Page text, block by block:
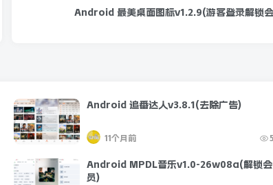
Android 最美桌面图标v1.2.9(游客登录解锁
Android 追番达人v3.8.1(去除广告)
11个月前
Android MPDL音乐v1.0-26w08a(解锁会
员)